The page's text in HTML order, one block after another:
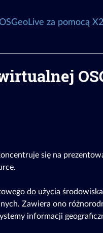
za pomocą
się na
do użycia
Zawiera ono
informacji